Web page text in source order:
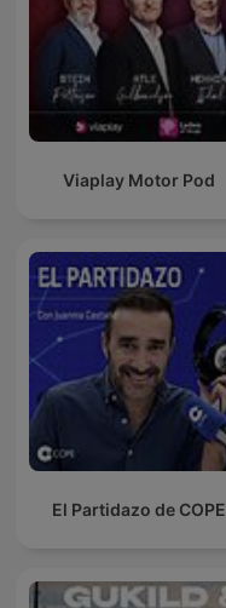
Viaplay Motor Pod
El Partidazo de COPE